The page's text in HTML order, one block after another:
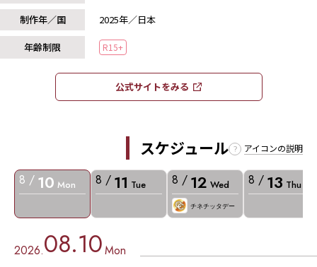
制作年／国
2025年／日本
年齢制限 R15+
公式サイトをみる​​
スケジュール アイコンの説明
8 / 10 Mon 8 / 11 Tue 8 / 12 Wed
チネチッタデー
8 / 13 Thu
2026.08.10Mon